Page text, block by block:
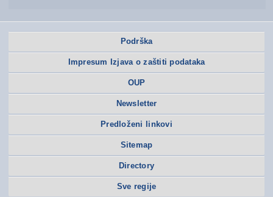
Podrška
Impresum Izjava o zaštiti podataka
OUP
Newsletter
Predloženi linkovi
Sitemap
Directory
Sve regije